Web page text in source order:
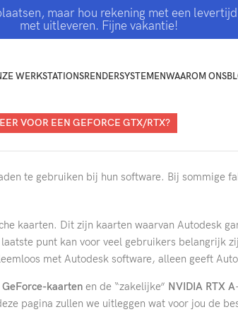
maar hou rekening met een
met uitleveren. Fijne vakantie!
WERKSTATIONSRENDERSYSTEMENWAAROM ONS
VOOR EEN GEFORCE GTX/RTX?
te gebruiken bij hun software. Bij sommige
kaarten. Dit zijn kaarten waarvan Autodesk
punt kan voor veel gebruikers
met Autodesk software, alleen geeft
GeForce-kaarten en de “zakelijke” NVIDIA RTX A
pagina zullen we uitleggen wat voor jou de